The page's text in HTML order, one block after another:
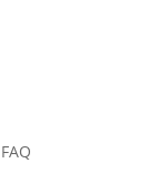
FAQ